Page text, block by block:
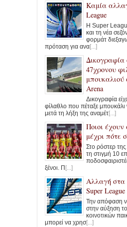
Καμία
League
Η Super
και τη νέα
φορμάτ
πρόταση για ανα[...]
Δικογραφία
47χρονου
μπουκαλιού
Arena
Δικογραφία
φίλαθλο που πέταξε
μετά τη λήξη της αναμέτ[...]
Ποιοι έχουν
μέχρι
Στο ρόστερ
τη στιγμή 10
ξένοι. Π [...]
Αλλαγή στα
Super League
Την απόφαση
στην αύξηση
κοινοτικών
μπορεί να χρησ[...]